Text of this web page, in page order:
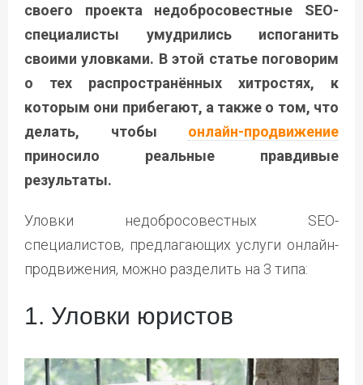
своего проекта недобросовестные SEO-
специалисты умудрились испоганить
своими уловками. В этой статье поговорим
о тех распространённых хитростях, к
которым они прибегают, а также о том, что
делать, чтобы онлайн-продвижение
приносило реальные правдивые
результаты.
Уловки недобросовестных SEO-
специалистов, предлагающих услуги онлайн-
продвижения, можно разделить на 3 типа:
1. Уловки юристов